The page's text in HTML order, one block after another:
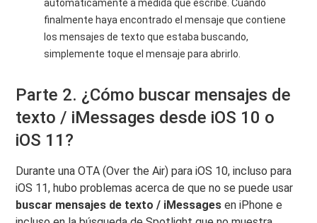
automáticamente a medida que escribe. Cuando
finalmente haya encontrado el mensaje que contiene
los mensajes de texto que estaba buscando,
simplemente toque el mensaje para abrirlo.
Parte 2. ¿Cómo buscar mensajes de
texto / iMessages desde iOS 10 o
iOS 11?
Durante una OTA (Over the Air) para iOS 10, incluso para
iOS 11, hubo problemas acerca de que no se puede usar
buscar mensajes de texto / iMessages en iPhone e